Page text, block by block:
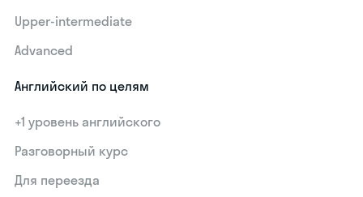
Upper-intermediate
Advanced
Английский по целям
+1 уровень английского
Разговорный курс
Для переезда